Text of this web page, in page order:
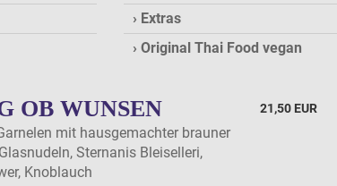
Extras
Original Thai Food vegan
OB WUNSEN
mit hausgemachter brauner
Sternanis Bleiselleri,
Knoblauch
21,50 EUR